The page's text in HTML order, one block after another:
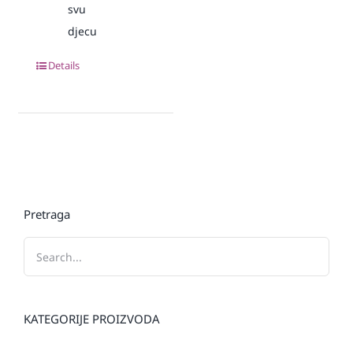
svu
djecu
Details
Pretraga
KATEGORIJE PROIZVODA